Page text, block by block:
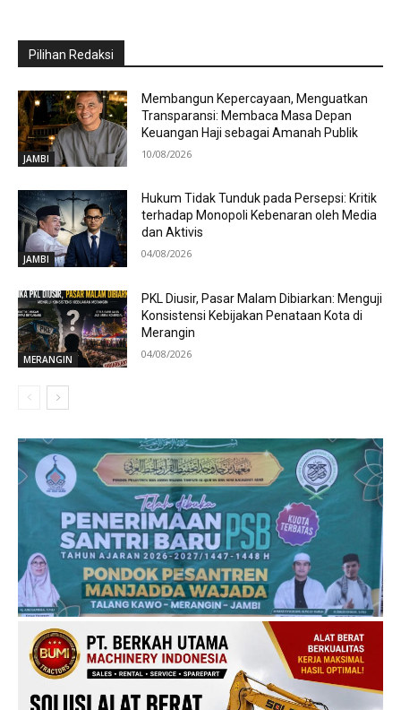
Pilihan Redaksi
JAMBI
Membangun Kepercayaan, Menguatkan
Transparansi: Membaca Masa Depan
Keuangan Haji sebagai Amanah Publik
10/08/2026
JAMBI
Hukum Tidak Tunduk pada Persepsi: Kritik
terhadap Monopoli Kebenaran oleh Media
dan Aktivis
04/08/2026
MERANGIN
PKL Diusir, Pasar Malam Dibiarkan: Menguji
Konsistensi Kebijakan Penataan Kota di
Merangin
04/08/2026